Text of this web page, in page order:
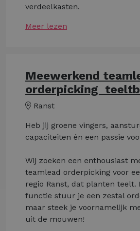
verdeelkasten.
Meer lezen
Meewerkend
orderpicking
Ranst
Heb jij groene vingers,
capaciteiten én een passie
Wij zoeken een enthousiast
teamlead orderpicking voor
regio Ranst, dat planten teelt.
functie stuur je een zestal
maar steek je voornamelijk
uit de mouwen!